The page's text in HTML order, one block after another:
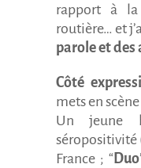
rapport à
routière… et
parole et des
Côté
mets en
Un jeune
séropositivité
France ; “ Duo